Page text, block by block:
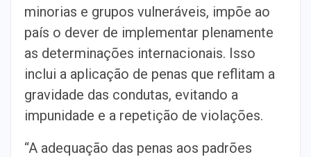
minorias e grupos vulneráveis, impõe ao
país o dever de implementar plenamente
as determinações internacionais. Isso
inclui a aplicação de penas que reflitam a
gravidade das condutas, evitando a
impunidade e a repetição de violações.
“A adequação das penas aos padrões